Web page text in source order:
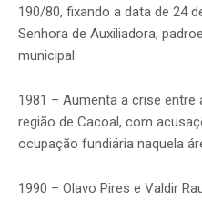
190/80, fixando a data de 24
Senhora de Auxiliadora,
municipal.
1981 – Aumenta a crise entre
região de Cacoal, com
ocupação fundiária naquela
1990 – Olavo Pires e Valdir